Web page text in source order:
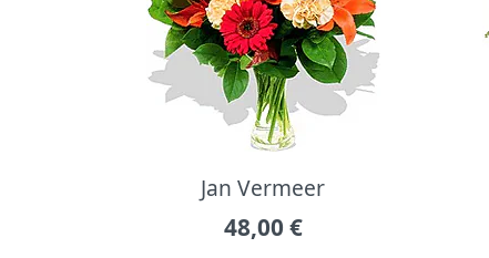
Jan Vermeer
48,00 €